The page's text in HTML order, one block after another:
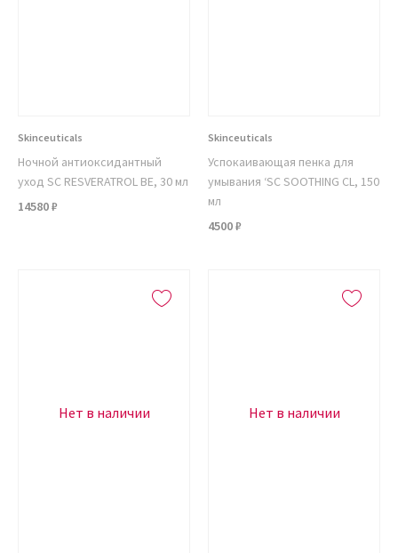
Skinceuticals
Ночной антиоксидантный
уход SC RESVERATROL BE, 30 мл
14580 ₽
Skinceuticals
Успокаивающая пенка для
умывания ‘SC SOOTHING CL, 150
мл
4500 ₽
Нет в наличии Нет в наличии